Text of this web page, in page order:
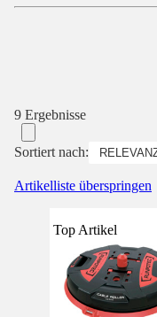
9 Ergebnisse
Sortiert nach:
Artikelliste überspringen
Top Artikel